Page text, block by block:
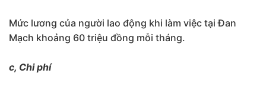
Mức lương của người lao động khi làm việc tại Đan
Mạch khoảng 60 triệu đồng mỗi tháng.
c, Chi phí